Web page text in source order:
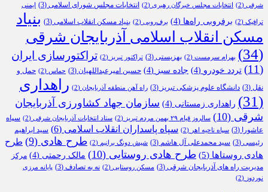
شرقی (2) انتخابات مجلس خبرگان رهبری (2) انتخابات مجلس شورای اسلامی (3) ایمنی
ترافیک (2) برفروبی راه‌ها (4) برف‌روبی (2) بنیاد مسکن انقلاب اسلامی (3)
بنیاد
مسکن انقلاب اسلامی آذربایجان شرقی
(34)
بهرام سرمست (2) بهزیستی (3) تراکتور تبریز (2)
تراکتورسازی ایران
(11)
تردد خودرو (4) جاده سبز (4) حسین امیرعبداللهیان (3) حماس (2)
حمل و
نقل (3) دانشگاه علوم پزشکی تبریز (3) راه آهن منطقه آذربایجان (2)
راهداری
(31)
راهداری زمستانی (4)
سازمان جهاد کشاورزی آذربایجان
شرقی (10) سالروز قیام ۲۹ بهمن مردم تبریز (2) ستاد انتخابات آذربایجان شرقی (2)
سپاه
عاشورا
(3) سپاه ناحیه اهر (2) سپاه پاسداران انقلاب اسلامی (6)
سید ابراهیم
رئیسی (3) سید محمدعلی آل هاشم (3) شیش دونگ برانیم (2) طرح هادی (9)
طرح
هادی روستاها (5) طرح هادی روستایی (10) مالک رحمتی (4)
مرکز
مدیریت راه های آذربایجان شرقی (3) مسکن روستایی (2) نه به تصادف (3)
پایانه مرزی
نوردوز (2)